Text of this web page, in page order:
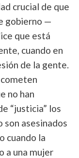
crucial de que
gobierno —
que está
cuando en
de la gente.
no han
“justicia” los
son asesinados
cuando la
a una mujer